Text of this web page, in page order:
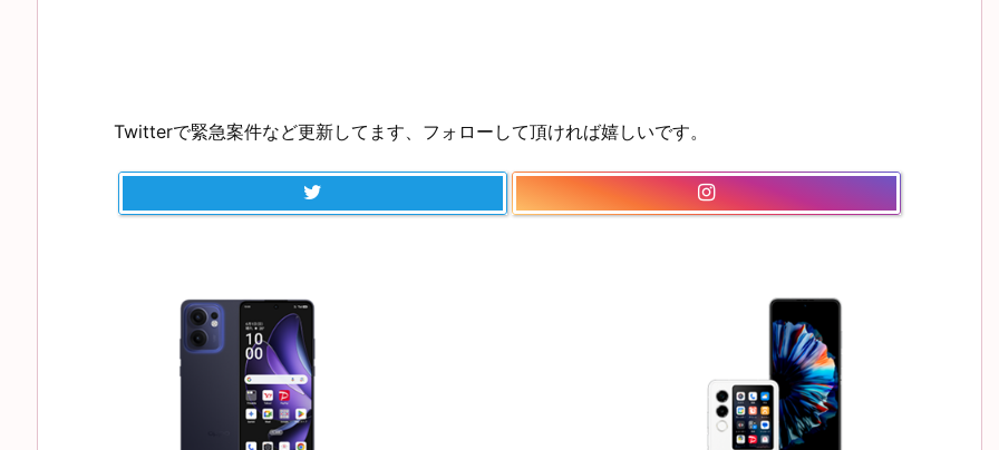
Twitterで緊急案件など更新してます、フォローして頂ければ嬉しいです。